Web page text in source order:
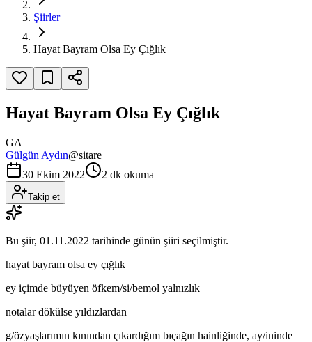
Şiirler
Hayat Bayram Olsa Ey Çığlık
Hayat Bayram Olsa Ey Çığlık
GA
Gülgün Aydın@sitare
30 Ekim 2022
2 dk okuma
Takip et
Bu şiir, 01.11.2022 tarihinde günün şiiri seçilmiştir.
hayat bayram olsa ey çığlık
ey içimde büyüyen öfkem/si/bemol yalnızlık
notalar dökülse yıldızlardan
g/özyaşlarımın kınından çıkardığım bıçağın hainliğinde, ay/ininde